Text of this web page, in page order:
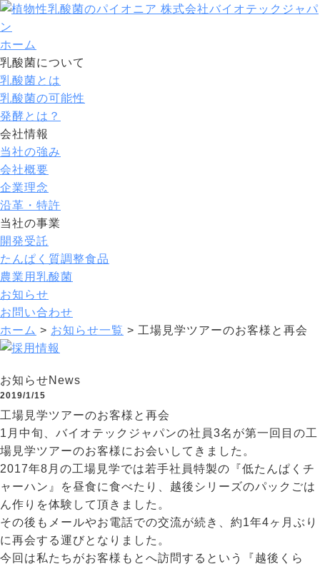
ホーム
乳酸菌について
乳酸菌とは
乳酸菌の可能性
発酵とは？
会社情報
当社の強み
会社概要
企業理念
沿革・特許
当社の事業
開発受託
たんぱく質調整食品
農業用乳酸菌
お知らせ
お問い合わせ
ホーム > お知らせ一覧 > 工場見学ツアーのお客様と再会
お知らせNews
2019/1/15
工場見学ツアーのお客様と再会
1月中旬、バイオテックジャパンの社員3名が第一回目の工
場見学ツアーのお客様にお会いしてきました。
2017年8月の工場見学では若手社員特製の『低たんぱくチ
ャーハン』を昼食に食べたり、越後シリーズのパックごは
ん作りを体験して頂きました。
その後もメールやお電話での交流が続き、約1年4ヶ月ぶり
に再会する運びとなりました。
今回は私たちがお客様もとへ訪問するという『越後くら